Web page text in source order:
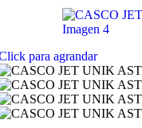
para agrandar